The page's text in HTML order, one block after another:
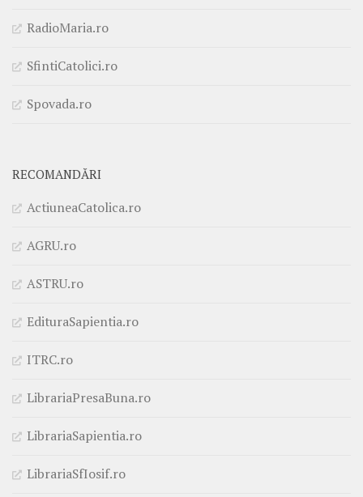
RadioMaria.ro
SfintiCatolici.ro
Spovada.ro
RECOMANDĂRI
ActiuneaCatolica.ro
AGRU.ro
ASTRU.ro
EdituraSapientia.ro
ITRC.ro
LibrariaPresaBuna.ro
LibrariaSapientia.ro
LibrariaSfIosif.ro